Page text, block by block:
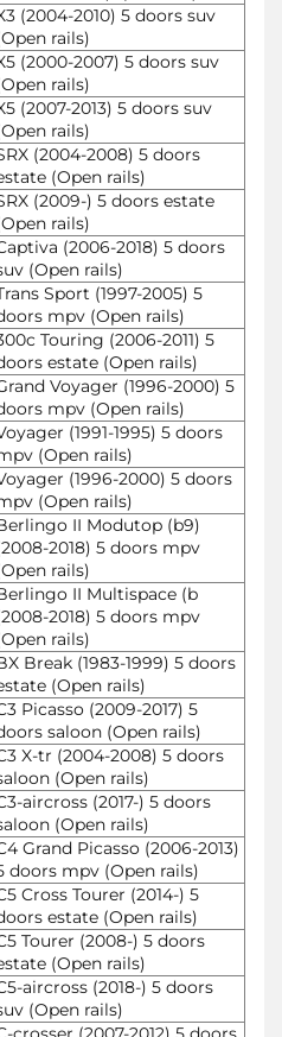
(2004-2010) 5 doors suv
rails)
(2000-2007) 5 doors suv
rails)
(2007-2013) 5 doors suv
rails)
(2004-2008) 5 doors
(Open rails)
(2009-) 5 doors estate
rails)
(2006-2018) 5 doors
(Open rails)
Sport (1997-2005) 5
mpv (Open rails)
Touring (2006-2011) 5
estate (Open rails)
Voyager (1996-2000) 5
mpv (Open rails)
(1991-1995) 5 doors
(Open rails)
(1996-2000) 5 doors
(Open rails)
II Modutop (b9)
2018) 5 doors mpv
rails)
II Multispace (b
2018) 5 doors mpv
rails)
Break (1983-1999) 5 doors
(Open rails)
Picasso (2009-2017) 5
saloon (Open rails)
X-tr (2004-2008) 5 doors
(Open rails)
aircross (2017-) 5 doors
(Open rails)
Grand Picasso (2006-2013)
doors mpv (Open rails)
Cross Tourer (2014-) 5
estate (Open rails)
Tourer (2008-) 5 doors
(Open rails)
aircross (2018-) 5 doors
(Open rails)